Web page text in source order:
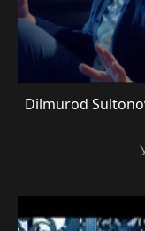
Dilmurod